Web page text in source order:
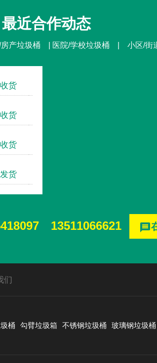
最近合作动态
产垃圾桶 | 医院/学校垃圾桶 | 小区/街
货
货
货
货
13511066621 message
们
桶 勾臂垃圾箱 不锈钢垃圾桶 玻璃钢垃圾桶